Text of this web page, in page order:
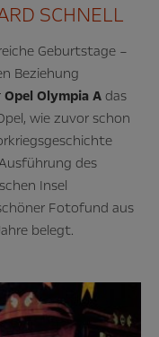
SCHNELL
Geburtstage –
Beziehung
Opel Olympia A das
wie zuvor schon
des
Insel
Fotofund aus
belegt.